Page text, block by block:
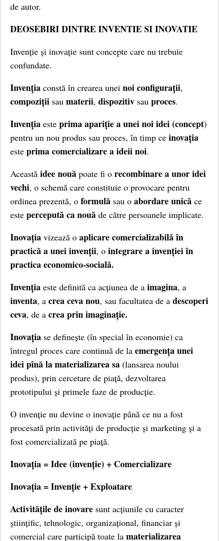
de autor.
DEOSEBIRI DINTRE INVENTIE SI INOVATIE
Invenție și inovație sunt concepte care nu trebuie
confundate.
Invenția constă în crearea unei noi configurații,
compoziții sau materii, dispozitiv sau proces.
Invenția este prima apariție a unei noi idei (concept)
pentru un nou produs sau proces, în timp ce inovația
este prima comercializare a ideii noi.
Această idee nouă poate fi o recombinare a unor idei
vechi, o schemă care constituie o provocare pentru
ordinea prezentă, o formulă sau o abordare unică ce
este percepută ca nouă de către persoanele implicate.
Inovația vizează o aplicare comercializabilă în
practică a unei invenții, o integrare a invenției în
practica economico-socială.
Invenția este definită ca acțiunea de a imagina, a
inventa, a crea ceva nou, sau facultatea de a descoperi
ceva, de a crea prin imaginație.
Inovația se definește (în special în economie) ca
întregul proces care continuă de la emergența unei
idei pînă la materializarea sa (lansarea noului
produs), prin cercetare de piață, dezvoltarea
prototipului și primele faze de producție.
O invenție nu devine o inovație până ce nu a fost
procesată prin activități de producție și marketing și a
fost comercializată pe piață.
Inovația = Idee (invenție) + Comercializare
Inovația = Invenție + Exploatare
Activitățile de inovare sunt acțiunile cu caracter
științific, tehnologic, organizațional, financiar și
comercial care participă toate la materializarea